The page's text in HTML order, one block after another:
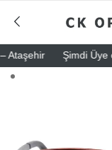
Şimdi Üye ol